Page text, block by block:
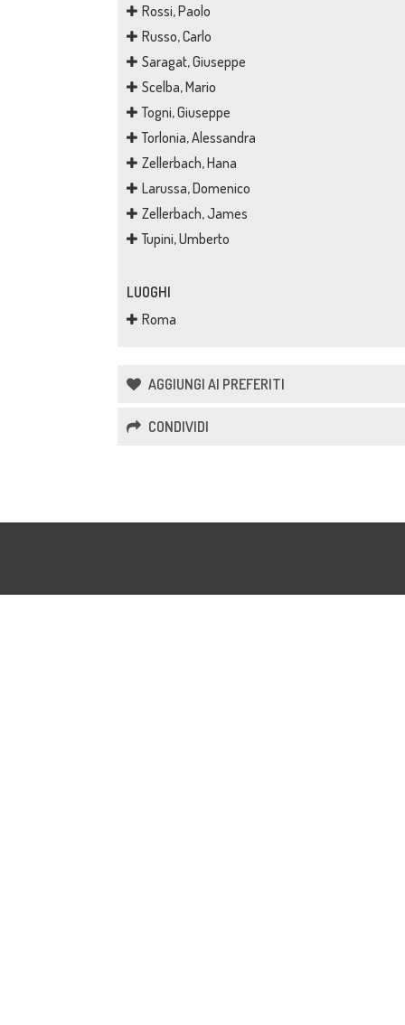
Rossi, Paolo
Russo, Carlo
Saragat, Giuseppe
Scelba, Mario
Togni, Giuseppe
Torlonia, Alessandra
Zellerbach, Hana
Larussa, Domenico
Zellerbach, James
Tupini, Umberto
LUOGHI
Roma
AGGIUNGI AI PREFERITI
CONDIVIDI